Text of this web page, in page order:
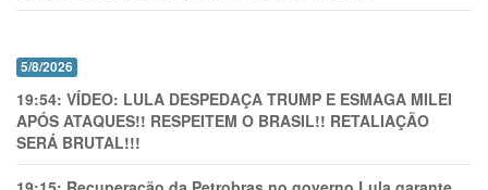
5/8/2026
19:54: VÍDEO: LULA DESPEDAÇA TRUMP E ESMAGA MILEI
APÓS ATAQUES!! RESPEITEM O BRASIL!! RETALIAÇÃO
SERÁ BRUTAL!!!